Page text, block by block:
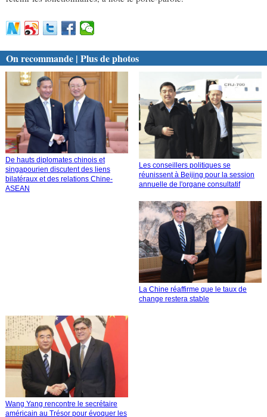
On recommande | Plus de photos
De hauts diplomates chinois et
singapourien discutent des liens
bilatéraux et des relations Chine-
ASEAN
Les conseillers politiques se
réunissent à Beijing pour la session
annuelle de l'organe consultatif
La Chine réaffirme que le taux de
change restera stable
Wang Yang rencontre le secrétaire
américain au Trésor pour évoquer les